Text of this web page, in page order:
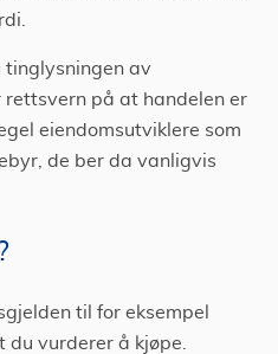
tinglysningen av
på at handelen er
eiendomsutviklere som
de ber da vanligvis
til for eksempel
du vurderer å kjøpe.